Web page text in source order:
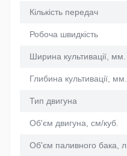
Кількість передач
Робоча швидкість
Ширина культивації, мм.
Глибина культивації, мм.
Тип двигуна
Об'єм двигуна, см/куб.
Об'єм паливного бака, л.